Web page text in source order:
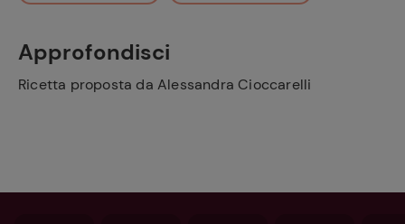
Approfondisci
Ricetta proposta da Alessandra Cioccarelli